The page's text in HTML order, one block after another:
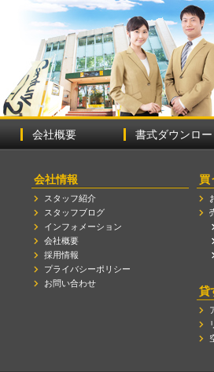
会社概要 書式ダウンロー
会社情報
スタッフ紹介
スタッフブログ
インフォメーション
会社概要
採用情報
プライバシーポリシー
お問い合わせ
買
貸